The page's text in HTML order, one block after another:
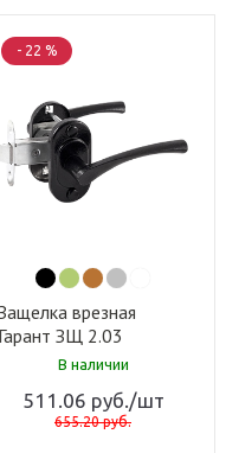
- 22 %
врезная
Гарант ЗЩ 2.03
(черный) (15 шт)
В наличии
511.06 руб. /шт
655.20руб.